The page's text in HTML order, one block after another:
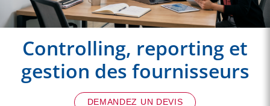
Controlling, reporting et
gestion des fournisseurs
DEMANDEZ UN DEVIS